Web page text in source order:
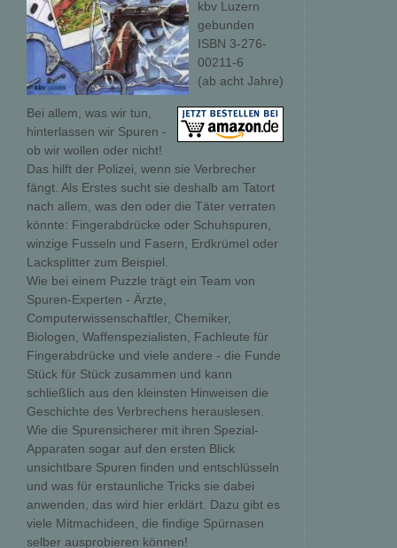
kbv Luzern
gebunden
ISBN 3-276-
00211-6
(ab acht Jahre)
Bei allem, was wir tun,
hinterlassen wir Spuren -
ob wir wollen oder nicht!
Das hilft der Polizei, wenn sie Verbrecher
fängt. Als Erstes sucht sie deshalb am Tatort
nach allem, was den oder die Täter verraten
könnte: Fingerabdrücke oder Schuhspuren,
winzige Fusseln und Fasern, Erdkrümel oder
Lacksplitter zum Beispiel.
Wie bei einem Puzzle trägt ein Team von
Spuren-Experten - Ärzte,
Computerwissenschaftler, Chemiker,
Biologen, Waffenspezialisten, Fachleute für
Fingerabdrücke und viele andere - die Funde
Stück für Stück zusammen und kann
schließlich aus den kleinsten Hinweisen die
Geschichte des Verbrechens herauslesen.
Wie die Spurensicherer mit ihren Spezial-
Apparaten sogar auf den ersten Blick
unsichtbare Spuren finden und entschlüsseln
und was für erstaunliche Tricks sie dabei
anwenden, das wird hier erklärt. Dazu gibt es
viele Mitmachideen, die findige Spürnasen
selber ausprobieren können!